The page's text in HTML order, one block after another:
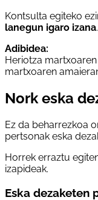
Kontsulta egiteko
lanegun igaro izana.
Adibidea:
Heriotza
martxoaren
Nork eska
Ez da beharrezkoa
pertsonak eska
Horrek erraztu
izapideak.
Eska dezaketen